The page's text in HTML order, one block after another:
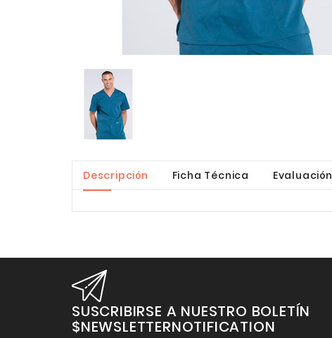
Descripción Ficha Técnica Evaluación
SUSCRIBIRSE A NUESTRO BOLETÍN
$NEWSLETTERNOTIFICATION